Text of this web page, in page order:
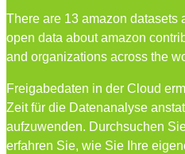
There are 13 amazon datasets
open data about amazon
and organizations across the
Freigabedaten in der Cloud
Zeit für die Datenanalyse
aufzuwenden. Durchsuchen
erfahren Sie, wie Sie Ihre